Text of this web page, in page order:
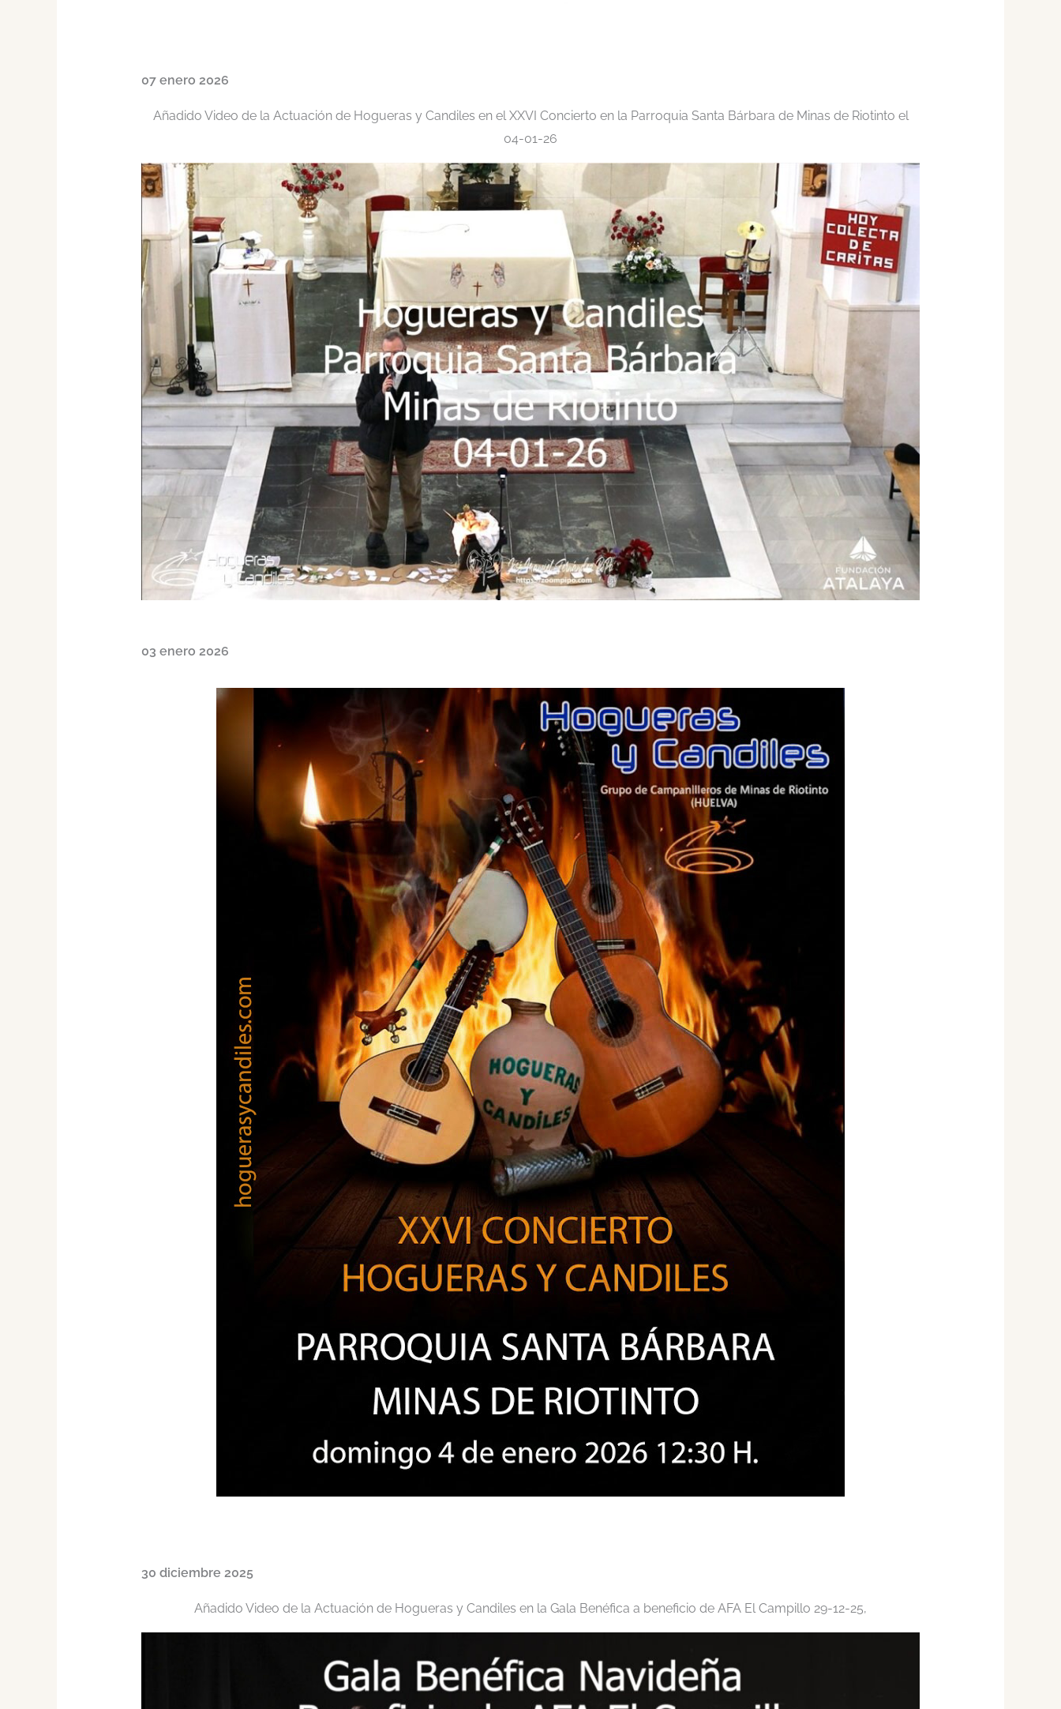
07 enero 2026
Añadido Video de la Actuación de Hogueras y Candiles en el XXVI Concierto en la Parroquia Santa Bárbara de Minas de Riotinto el
04-01-26
03 enero 2026
30 diciembre 2025
Añadido Video de la Actuación de Hogueras y Candiles en la Gala Benéfica a beneficio de AFA El Campillo 29-12-25,